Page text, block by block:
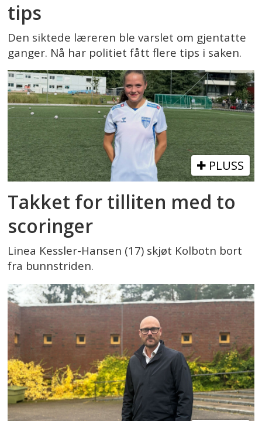
tips
Den siktede læreren ble varslet om gjentatte
ganger. Nå har politiet fått flere tips i saken.
PLUSS
Takket for tilliten med to
scoringer
Linea Kessler-Hansen (17) skjøt Kolbotn bort
fra bunnstriden.